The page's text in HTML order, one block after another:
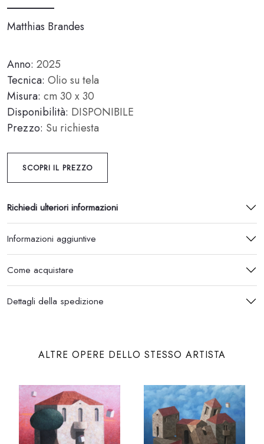
Matthias Brandes
Anno: 2025
Tecnica: Olio su tela
Misura: cm 30 x 30
Disponibilità: DISPONIBILE
Prezzo: Su richiesta
SCOPRI IL PREZZO
Richiedi ulteriori informazioni
Informazioni aggiuntive
Come acquistare
Dettagli della spedizione
ALTRE OPERE DELLO STESSO ARTISTA